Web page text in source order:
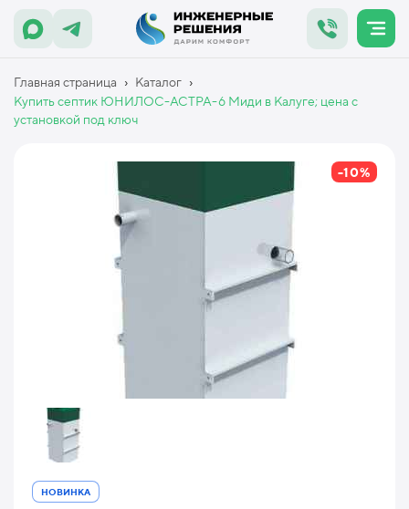
Главная страница › Каталог ›
Купить септик ЮНИЛОС-АСТРА-6 Миди в Калуге; цена с
установкой под ключ
-10%
НОВИНКА